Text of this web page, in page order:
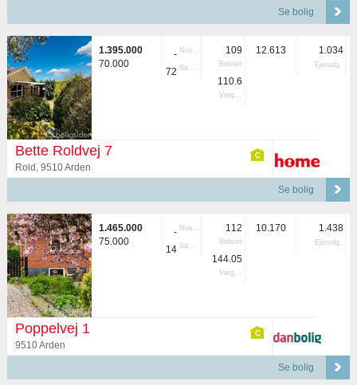
Se bolig
1.395.000
70.000
- Nuvær.
72 Samlet
109
Beboet
110.6
Vægtet
12.613 1.034
Ejerudg.
Bette Roldvej 7
Rold, 9510 Arden
Se bolig
1.465.000
75.000
- Nuvær.
14 Samlet
112
Beboet
144.05
Vægtet
10.170 1.438
Ejerudg.
Poppelvej 1
9510 Arden
Se bolig